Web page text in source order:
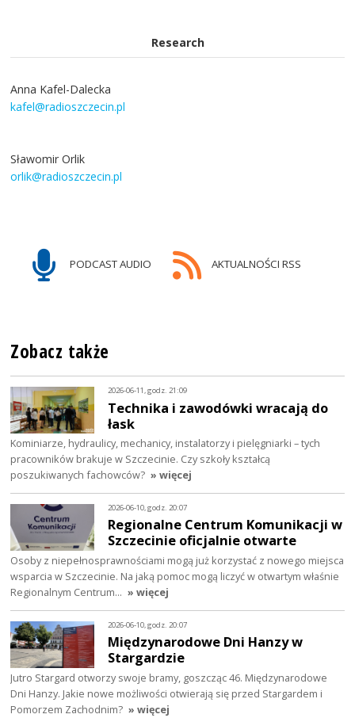
Research
Anna Kafel-Dalecka
kafel@radioszczecin.pl
Sławomir Orlik
orlik@radioszczecin.pl
PODCAST AUDIO AKTUALNOŚCI RSS
Zobacz także
2026-06-11, godz. 21:09
Technika i zawodówki wracają do
łask
Kominiarze, hydraulicy, mechanicy, instalatorzy i pielęgniarki – tych
pracowników brakuje w Szczecinie. Czy szkoły kształcą
poszukiwanych fachowców? » więcej
2026-06-10, godz. 20:07
Regionalne Centrum Komunikacji w
Szczecinie oficjalnie otwarte
Osoby z niepełnosprawnościami mogą już korzystać z nowego miejsca
wsparcia w Szczecinie. Na jaką pomoc mogą liczyć w otwartym właśnie
Regionalnym Centrum… » więcej
2026-06-10, godz. 20:07
Międzynarodowe Dni Hanzy w
Stargardzie
Jutro Stargard otworzy swoje bramy, goszcząc 46. Międzynarodowe
Dni Hanzy. Jakie nowe możliwości otwierają się przed Stargardem i
Pomorzem Zachodnim? » więcej